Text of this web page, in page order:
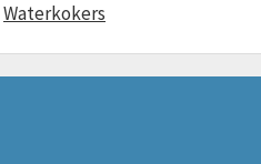
Waterkokers